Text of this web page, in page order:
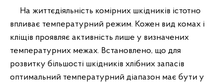
На життєдіяльність комірних шкідників істотно
впливає температурний режим. Кожен вид комах і
кліщів проявляє активність лише у визначених
температурних межах. Встановлено, що для
розвитку більшості шкідників хлібних запасів
оптимальний температурний діапазон має бути у